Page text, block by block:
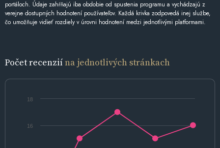
portáloch. Údaje zahŕňajú iba obdobie od spustenia programu a vychádzajú z
verejne dostupných hodnotení používateľov. Každá krivka zodpovedá inej službe,
čo umožňuje vidieť rozdiely v úrovni hodnotení medzi jednotlivými platformami.
Počet recenziína jednotlivých stránkach
16
18